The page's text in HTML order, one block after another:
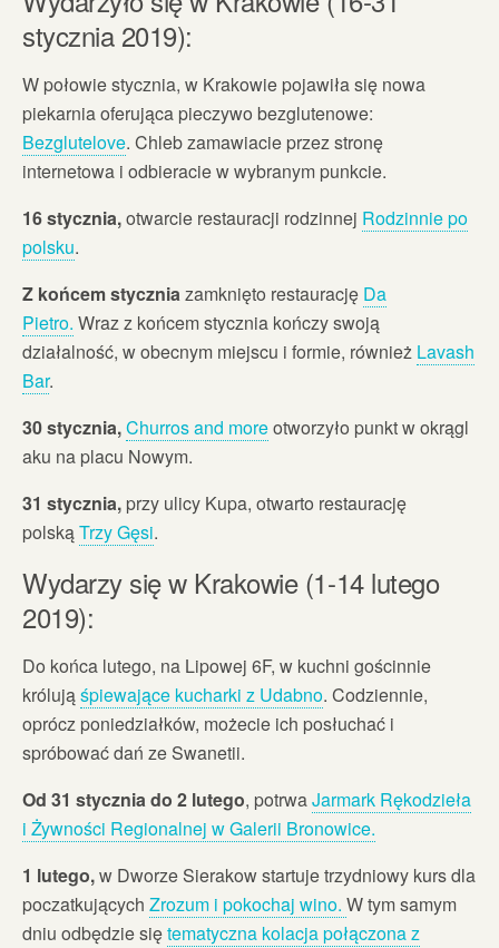
stycznia 2019):
W połowie stycznia, w Krakowie pojawiła się nowa
piekarnia oferująca pieczywo bezglutenowe:
Bezglutelove. Chleb zamawiacie przez stronę
internetowa i odbieracie w wybranym punkcie.
16 stycznia,otwarcie restauracji rodzinnej Rodzinnie po
polsku.
Z końcem styczniazamknięto restaurację Da
Pietro. Wraz z końcem stycznia kończy swoją
działalność, w obecnym miejscu i formie, również Lavash
Bar.
30 stycznia,Churros and moreotworzyło punkt w okrągl
aku na placu Nowym.
31 stycznia, przy ulicy Kupa, otwarto restaurację
polskąTrzy Gęsi.
Wydarzy się w Krakowie (1-14 lutego
2019):
Do końca lutego, na Lipowej 6F, w kuchni gościnnie
królująśpiewające kucharki z Udabno. Codziennie,
oprócz poniedziałków, możecie ich posłuchać i
spróbować dań ze Swanetii.
Od 31 stycznia do 2 lutego, potrwaJarmark Rękodzieła
i Żywności Regionalnej w Galerii Bronowice.
1 lutego,w Dworze Sierakow startuje trzydniowy kurs dla
poczatkujących Zrozum i pokochaj wino. W tym samym
dniu odbędzie siętematyczna kolacja połączona z